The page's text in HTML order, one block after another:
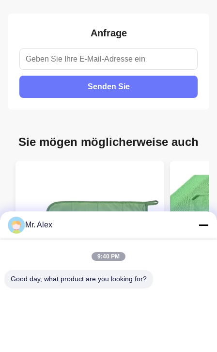
Anfrage
Senden Sie
Sie mögen möglicherweise auch
Mr. Alex
9:40 PM
Good day, what product are you looking for?